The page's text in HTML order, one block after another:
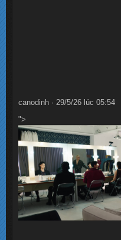
canodinh · 29/5/26 lúc 05:54
">